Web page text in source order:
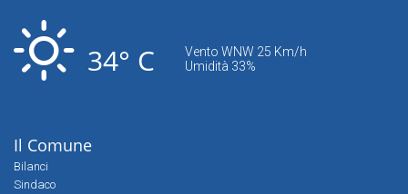
34° C
Vento WNW 25 Km/h
Umidità 33%
Il Comune
Bilanci
Sindaco